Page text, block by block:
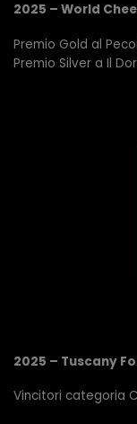
2025 – World
Premio Gold al
Premio Silver a Il
2025 – Tuscany
Vincitori categoria